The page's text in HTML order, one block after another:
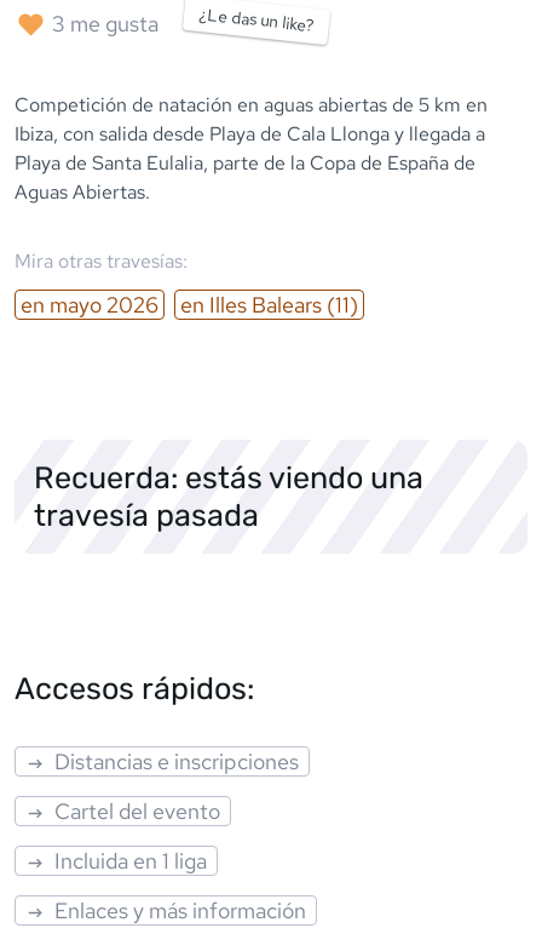
3 me gusta ¿Le das un like?
Competición de natación en aguas abiertas de 5 km en
Ibiza, con salida desde Playa de Cala Llonga y llegada a
Playa de Santa Eulalia, parte de la Copa de España de
Aguas Abiertas.
Mira otras travesías:
en mayo 2026 en Illes Balears (11)
Recuerda: estás viendo una
travesía pasada
Accesos rápidos:
Distancias e inscripciones
Cartel del evento
Incluida en 1 liga
Enlaces y más información